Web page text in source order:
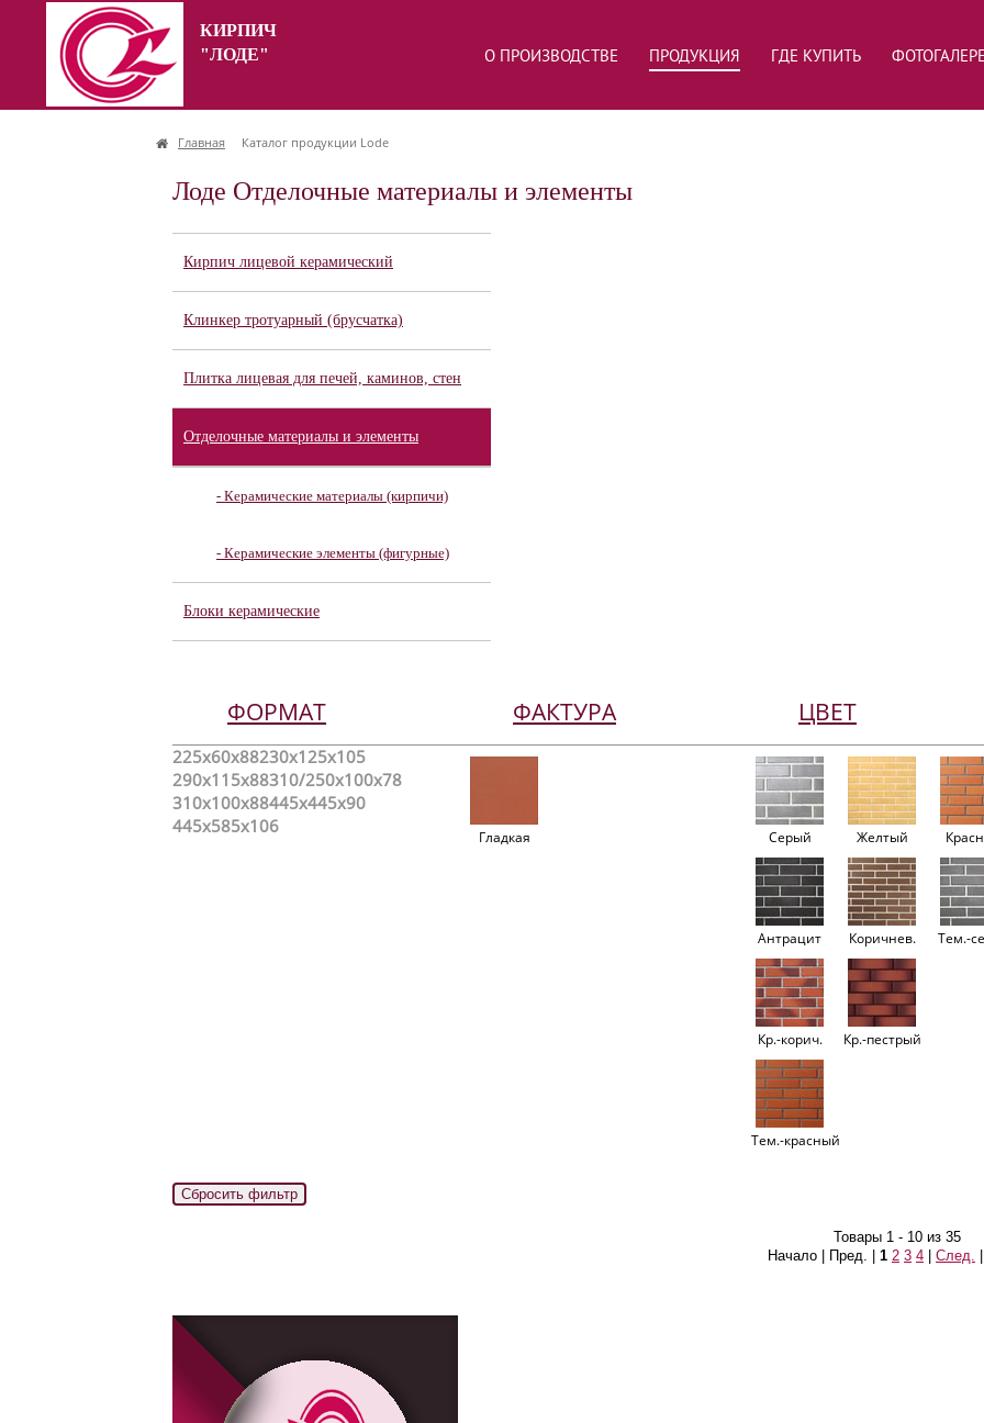
КИРПИЧ
"ЛОДЕ"
О ПРОИЗВОДСТВЕ ПРОДУКЦИЯ ГДЕ КУПИТЬ
Главная Каталог продукции Lode
Лоде Отделочные материалы и элементы
Кирпич лицевой керамический
Клинкер тротуарный (брусчатка)
Плитка лицевая для печей, каминов, стен
Отделочные материалы и элементы
- Керамические материалы (кирпичи)
- Керамические элементы (фигурные)
Блоки керамические
ФОРМАТ
225x60x88230x125x105
290x115x88310/250x100x78
310x100x88445x445x90
445x585x106
ФАКТУРА
Гладкая
ЦВЕТ
Серый Желтый
Антрацит Коричнев. Тем.-
Кр.-корич. Кр.-пестрый
Тем.-красный
Товары 1 - 10 из 35
Начало | Пред. | 1 2 3 4 След.